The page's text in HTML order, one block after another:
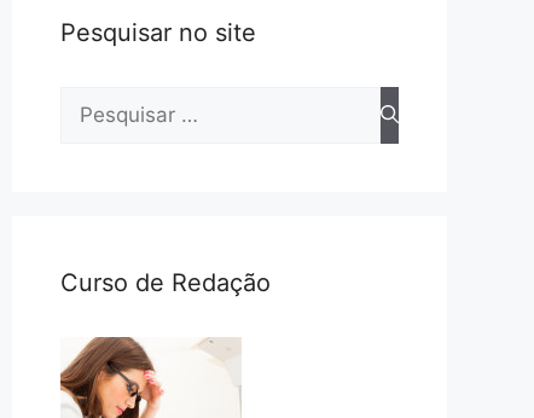
Pesquisar no site
Pesquisar
Curso de Redação